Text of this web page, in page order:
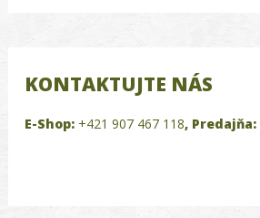
KONTAKTUJTE NÁS
E-Shop: +421 907 467 118, Predajňa: